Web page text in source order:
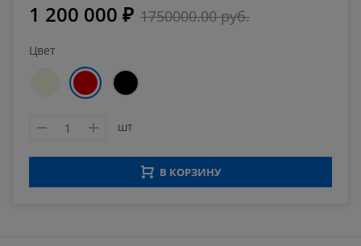
1 200 000 ₽ 1750000.00 руб.
Цвет
шт
В КОРЗИНУ